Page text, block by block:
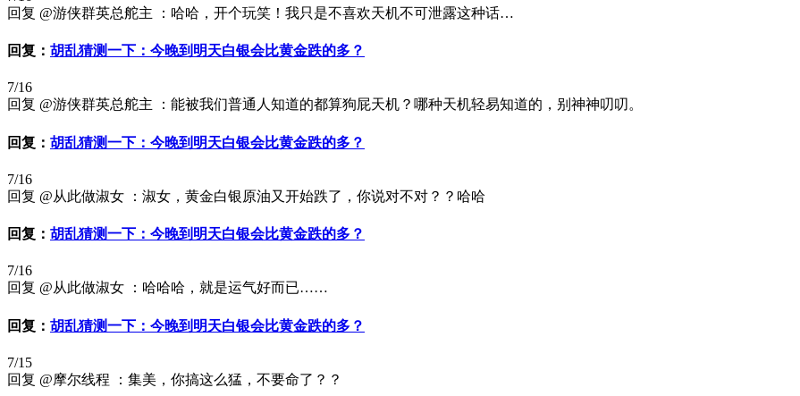
回复 @游侠群英总舵主 ：哈哈，开个玩笑！我只是不喜欢天机不可泄露这种话…
回复： 胡乱猜测一下：今晚到明天白银会比黄金跌的多？
7/16
回复 @游侠群英总舵主 ：能被我们普通人知道的都算狗屁天机？哪种天机轻易知道的，别神神叨叨。
回复： 胡乱猜测一下：今晚到明天白银会比黄金跌的多？
7/16
回复 @从此做淑女 ：淑女，黄金白银原油又开始跌了，你说对不对？？哈哈
回复： 胡乱猜测一下：今晚到明天白银会比黄金跌的多？
7/16
回复 @从此做淑女 ：哈哈哈，就是运气好而已……
回复： 胡乱猜测一下：今晚到明天白银会比黄金跌的多？
7/15
回复 @摩尔线程 ：集美，你搞这么猛，不要命了？？